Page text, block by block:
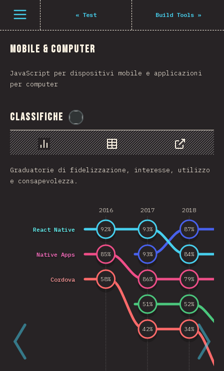
Open menu « Test Build Tools»
Mobile & Computer
JavaScript per dispositivi mobile e applicazioni
per computer
Classifiche
Grafico Dati
Condividere
Graduatorie di fidelizzazione, interesse, utilizzo
e consapevolezza.
2016 2017 2018
React Native
Native Apps
Cordova
93%
87%
92% 93%
84%
85%
86% 79%
58%
42% 34%
51% 52%
Navigated to The State of JS 2021